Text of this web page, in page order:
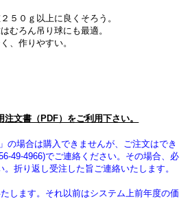
５０ｇ以上に良くそろう。
むろん吊り球にも最適。
、作りやすい。
文書（PDF）をご利用下さい。
の場合は購入できませんが、ご注文はでき
49-4966)でご連絡ください。その場合、必
折り返し受注した旨ご連絡いたします。
します。それ以前はシステム上前年度の価